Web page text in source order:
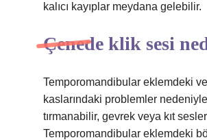
kalıcı kayıplar meydana gelebilir.
Çenede klik sesi
Temporomandibular eklemdeki
kaslarındaki problemler
tırmanabilir, gevrek veya kıt
Temporomandibular eklemdeki